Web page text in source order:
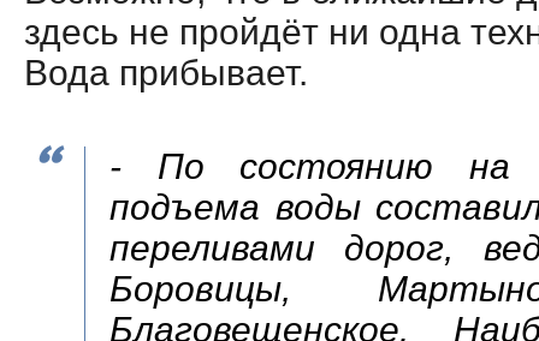
здесь не пройдёт ни одна
Вода прибывает.
- По состоянию на
подъема воды
переливами дорог,
Боровицы,
Благовещенское.